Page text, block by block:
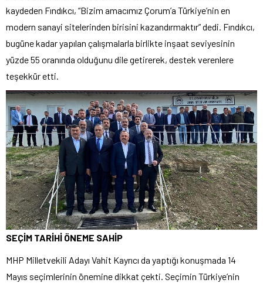
kaydeden Fındıkcı, “Bizim amacımız Çorum’a Türkiye’nin en
modern sanayi sitelerinden birisini kazandırmaktır” dedi. Fındıkcı,
bugüne kadar yapılan çalışmalarla birlikte inşaat seviyesinin
yüzde 55 oranında olduğunu dile getirerek, destek verenlere
teşekkür etti.
SEÇİM TARİHİ ÖNEME SAHİP
MHP Milletvekili Adayı Vahit Kayrıcı da yaptığı konuşmada 14
Mayıs seçimlerinin önemine dikkat çekti. Seçimin Türkiye’nin